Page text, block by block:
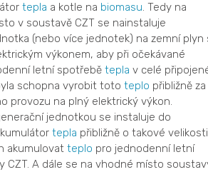
tepla a kotle na biomasu. Tedy na
v soustavě CZT se nainstaluje
(nebo více jednotek) na zemní plyn
výkonem, aby při očekávané
letní spotřebětepla v celé
schopna vyrobit tototeplo přibližně
provozu na plný elektrický výkon.
jednotkou se instaluje do
tepla přibližně o takové
akumulovatteplo pro jednodenní letní
CZT. A dále se na vhodné místo